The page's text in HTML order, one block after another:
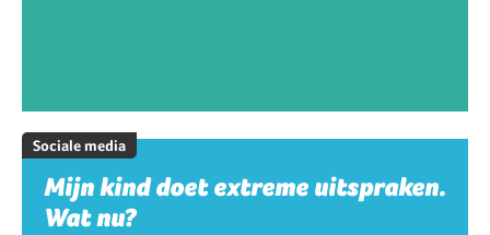
Sociale media
Mijn kind doet extreme uitspraken.
Wat nu?